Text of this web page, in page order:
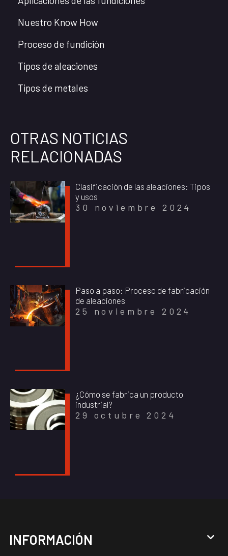
Nuestro Know How
Proceso de fundición
Tipos de aleaciones
Tipos de metales
OTRAS NOTICIAS
RELACIONADAS
Clasificación de las aleaciones: Tipos
y usos
30 noviembre 2024
Paso a paso: Proceso de fabricación
de aleaciones
25 noviembre 2024
¿Cómo se fabrica un producto
industrial?
29 octubre 2024
INFORMACIÓN